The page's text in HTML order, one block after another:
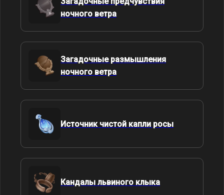
ночного ветра
Загадочные размышления
ночного ветра
Источник чистой капли росы
Кандалы львиного клыка